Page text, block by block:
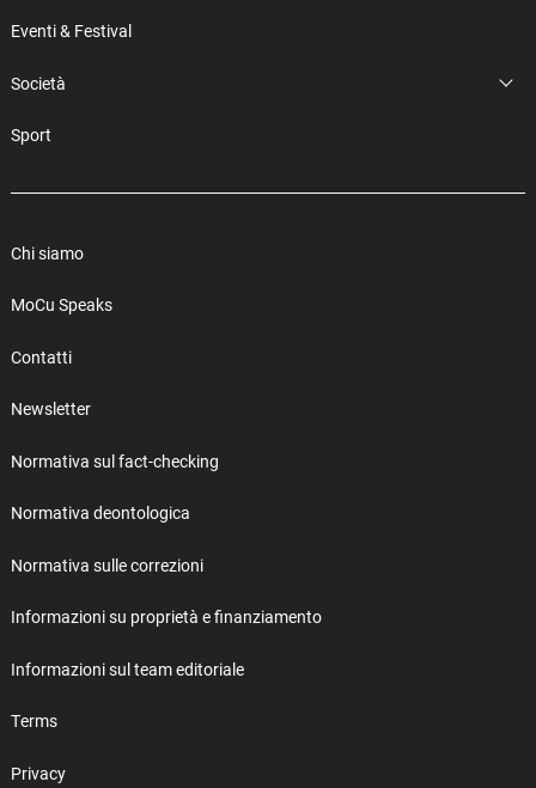
Eventi & Festival
Società
Sport
Chi siamo
MoCu Speaks
Contatti
Newsletter
Normativa sul fact-checking
Normativa deontologica
Normativa sulle correzioni
Informazioni su proprietà e finanziamento
Informazioni sul team editoriale
Terms
Privacy